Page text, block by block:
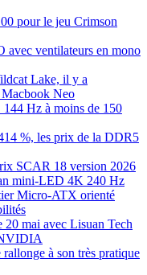
pour le jeu Crimson
ventilateurs en mono
Lake, il y a
Macbook Neo
Hz à moins de 150
%, les prix de la DDR5
SCAR 18 version 2026
mini-LED 4K 240 Hz
Micro-ATX orienté
20 mai avec Lisuan Tech
à son très pratique